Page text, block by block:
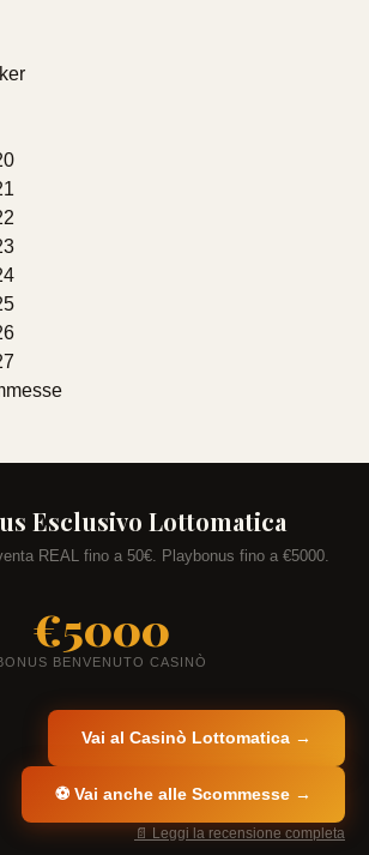
Esclusivo Lottomatica
REAL fino a 50€. Playbonus fino a €5000.
€5000
BENVENUTO CASINÒ
Vai al Casinò Lottomatica →
⚽ Vai anche alle Scommesse →
📄 Leggi la recensione completa